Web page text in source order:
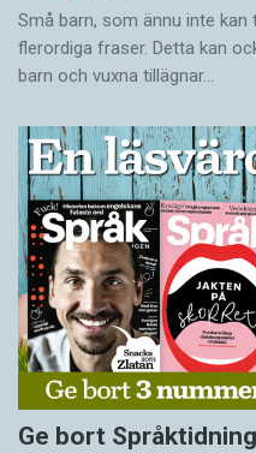
Små barn, som ännu inte kan
flerordiga fraser. Detta kan
barn och vuxna tillägnar…
Ge bort